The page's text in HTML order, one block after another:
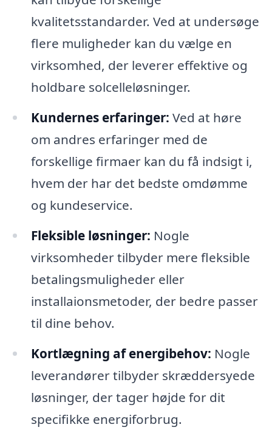
kvalitetsstandarder. Ved at undersøge
flere muligheder kan du vælge en
virksomhed, der leverer effektive og
holdbare solcelleløsninger.
Kundernes erfaringer: Ved at høre
om andres erfaringer med de
forskellige firmaer kan du få indsigt i,
hvem der har det bedste omdømme
og kundeservice.
Fleksible løsninger: Nogle
virksomheder tilbyder mere fleksible
betalingsmuligheder eller
installaionsmetoder, der bedre passer
til dine behov.
Kortlægning af energibehov: Nogle
leverandører tilbyder skræddersyede
løsninger, der tager højde for dit
specifikke energiforbrug.